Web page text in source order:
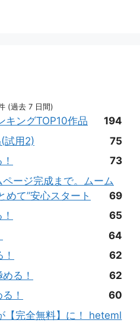
(過去 7 日間)
キングTOP10作品
194
試用2)
75
73
ージ完成まで。ムーム
めて”安心スタート
69
65
64
62
る！
62
！
60
【完全無料】に！ heteml